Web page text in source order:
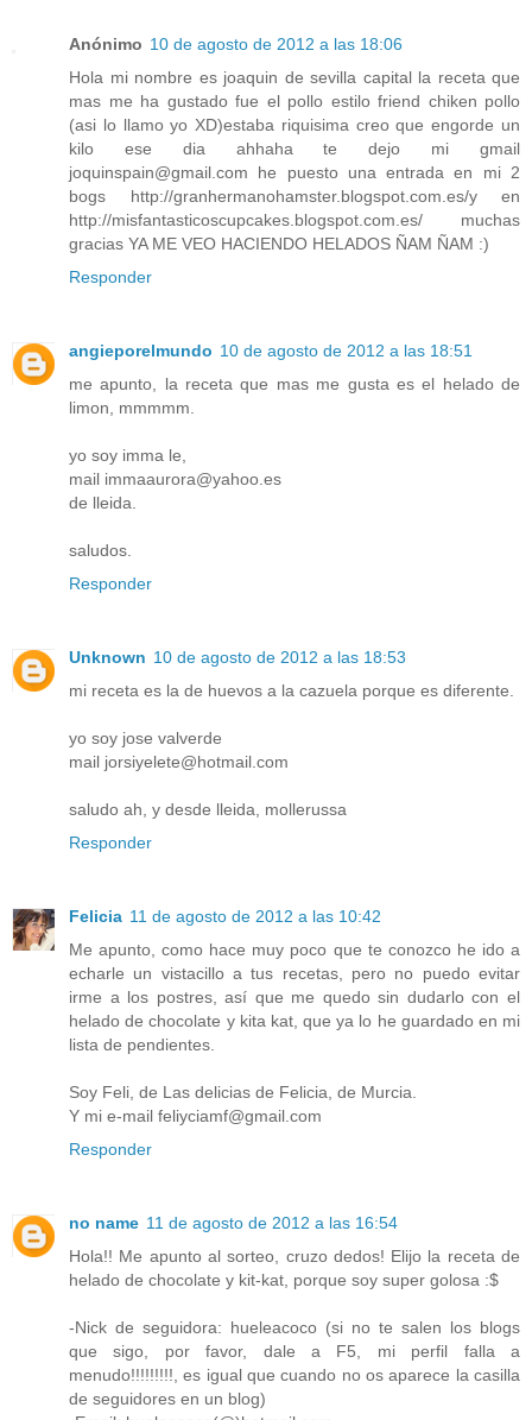
Anónimo 10 de agosto de 2012 a las 18:06
Hola mi nombre es joaquin de sevilla capital la receta que
mas me ha gustado fue el pollo estilo friend chiken pollo
(asi lo llamo yo XD)estaba riquisima creo que engorde un
kilo ese dia ahhaha te dejo mi gmail
joquinspain@gmail.com he puesto una entrada en mi 2
bogs http://granhermanohamster.blogspot.com.es/y en
http://misfantasticoscupcakes.blogspot.com.es/ muchas
gracias YA ME VEO HACIENDO HELADOS ÑAM ÑAM :)
Responder
angieporelmundo 10 de agosto de 2012 a las 18:51
me apunto, la receta que mas me gusta es el helado de
limon, mmmmm.
yo soy imma le,
mail immaaurora@yahoo.es
de lleida.
saludos.
Responder
Unknown 10 de agosto de 2012 a las 18:53
mi receta es la de huevos a la cazuela porque es diferente.
yo soy jose valverde
mail jorsiyelete@hotmail.com
saludo ah, y desde lleida, mollerussa
Responder
Felicia 11 de agosto de 2012 a las 10:42
Me apunto, como hace muy poco que te conozco he ido a
echarle un vistacillo a tus recetas, pero no puedo evitar
irme a los postres, así que me quedo sin dudarlo con el
helado de chocolate y kita kat, que ya lo he guardado en mi
lista de pendientes.
Soy Feli, de Las delicias de Felicia, de Murcia.
Y mi e-mail feliyciamf@gmail.com
Responder
no name 11 de agosto de 2012 a las 16:54
Hola!! Me apunto al sorteo, cruzo dedos! Elijo la receta de
helado de chocolate y kit-kat, porque soy super golosa :$
-Nick de seguidora: hueleacoco (si no te salen los blogs
que sigo, por favor, dale a F5, mi perfil falla a
menudo!!!!!!!!!, es igual que cuando no os aparece la casilla
de seguidores en un blog)